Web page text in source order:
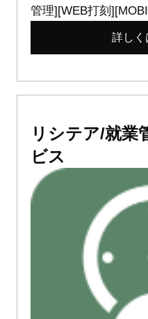
管理][WEB打刻
詳しく
リシテア/就業
ビス